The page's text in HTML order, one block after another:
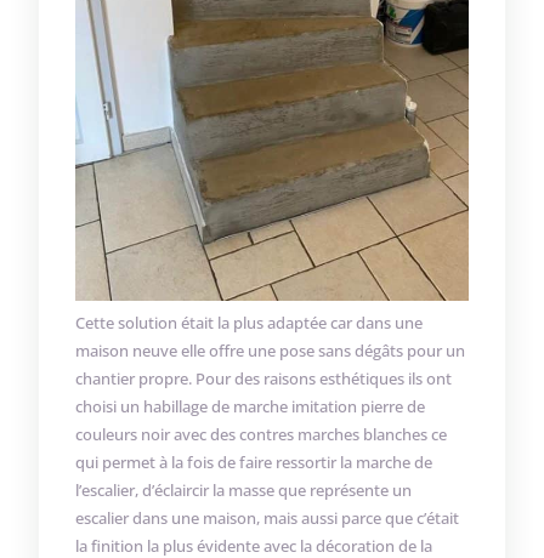
Cette solution était la plus adaptée car dans une
maison neuve elle offre une pose sans dégâts pour un
chantier propre. Pour des raisons esthétiques ils ont
choisi un habillage de marche imitation pierre de
couleurs noir avec des contres marches blanches ce
qui permet à la fois de faire ressortir la marche de
l’escalier, d’éclaircir la masse que représente un
escalier dans une maison, mais aussi parce que c’était
la finition la plus évidente avec la décoration de la